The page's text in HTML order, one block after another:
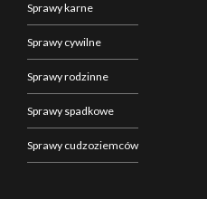
Sprawy karne
Sprawy cywilne
Sprawy rodzinne
Sprawy spadkowe
Sprawy cudzoziemców